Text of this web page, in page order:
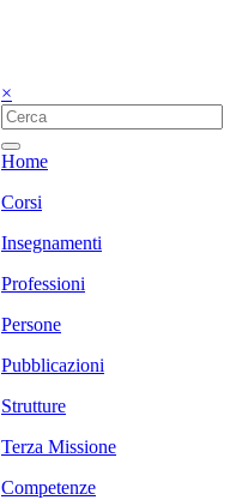
×
Home
Corsi
Insegnamenti
Professioni
Persone
Pubblicazioni
Strutture
Terza Missione
Competenze